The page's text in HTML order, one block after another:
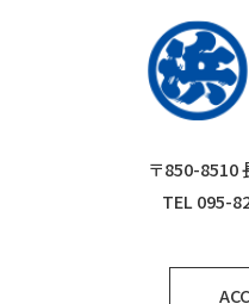
〒850-8510
TEL 095-